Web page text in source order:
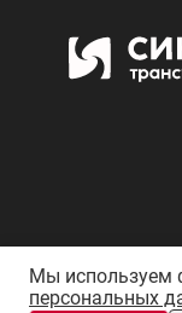
Мы используем
персональных